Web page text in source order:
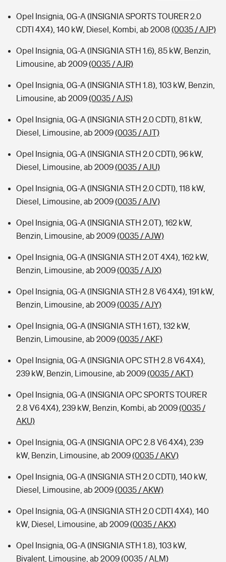
Opel Insignia, 0G-A (INSIGNIA SPORTS TOURER 2.0
CDTI 4X4), 140 kW, Diesel, Kombi, ab 2008 (0035 / AJP)
Opel Insignia, 0G-A (INSIGNIA STH 1.6), 85 kW, Benzin,
Limousine, ab 2009(0035 / AJR)
Opel Insignia, 0G-A (INSIGNIA STH 1.8), 103 kW, Benzin,
Limousine, ab 2009(0035 / AJS)
Opel Insignia, 0G-A (INSIGNIA STH 2.0 CDTI), 81 kW,
Diesel, Limousine, ab 2009(0035 / AJT)
Opel Insignia, 0G-A (INSIGNIA STH 2.0 CDTI), 96 kW,
Diesel, Limousine, ab 2009(0035 / AJU)
Opel Insignia, 0G-A (INSIGNIA STH 2.0 CDTI), 118 kW,
Diesel, Limousine, ab 2009(0035 / AJV)
Opel Insignia, 0G-A (INSIGNIA STH 2.0T), 162 kW,
Benzin, Limousine, ab 2009(0035 / AJW)
Opel Insignia, 0G-A (INSIGNIA STH 2.0T 4X4), 162 kW,
Benzin, Limousine, ab 2009(0035 / AJX)
Opel Insignia, 0G-A (INSIGNIA STH 2.8 V6 4X4), 191 kW,
Benzin, Limousine, ab 2009(0035 / AJY)
Opel Insignia, 0G-A (INSIGNIA STH 1.6T), 132 kW,
Benzin, Limousine, ab 2009(0035 / AKF)
Opel Insignia, 0G-A (INSIGNIA OPC STH 2.8 V6 4X4),
239 kW, Benzin, Limousine, ab 2009(0035 / AKT)
Opel Insignia, 0G-A (INSIGNIA OPC SPORTS TOURER
2.8 V6 4X4), 239 kW, Benzin, Kombi, ab 2009(0035 /
AKU)
Opel Insignia, 0G-A (INSIGNIA OPC 2.8 V6 4X4), 239
kW, Benzin, Limousine, ab 2009(0035 / AKV)
Opel Insignia, 0G-A (INSIGNIA STH 2.0 CDTI), 140 kW,
Diesel, Limousine, ab 2009(0035 / AKW)
Opel Insignia, 0G-A (INSIGNIA STH 2.0 CDTI 4X4), 140
kW, Diesel, Limousine, ab 2009(0035 / AKX)
Opel Insignia, 0G-A (INSIGNIA STH 1.8), 103 kW,
Bivalent, Limousine, ab 2009(0035 / ALM)